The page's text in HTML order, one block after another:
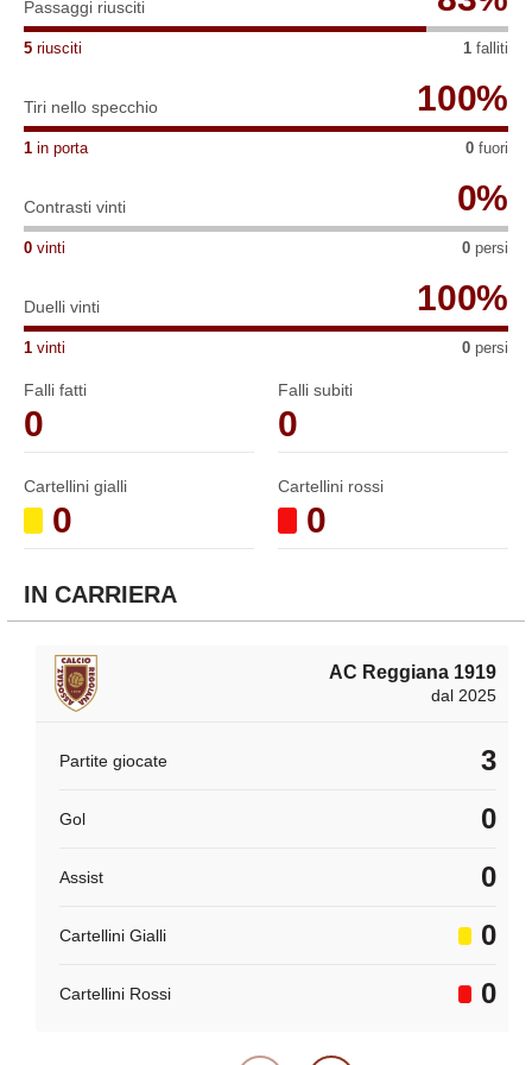
Passaggi riusciti
5 riusciti 1 falliti
Tiri nello specchio 100%
1 in porta 0 fuori
Contrasti vinti 0%
0 vinti 0 persi
Duelli vinti 100%
1 vinti 0 persi
Falli fatti
0
Falli subiti
0
Cartellini gialli
0
Cartellini rossi
0
IN CARRIERA
AC Reggiana 1919
dal 2025
Partite giocate 3
Gol 0
Assist 0
Cartellini Gialli 0
Cartellini Rossi 0